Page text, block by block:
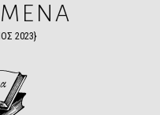
2023}